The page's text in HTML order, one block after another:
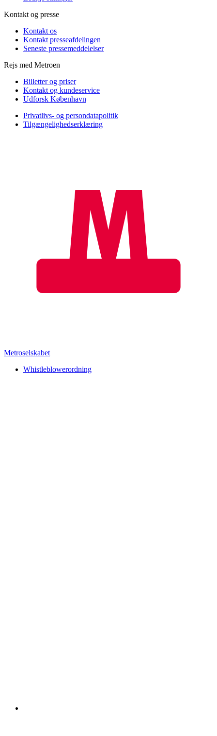
Kontakt og presse
Kontakt os
Kontakt presseafdelingen
Seneste pressemeddelelser
Rejs med Metroen
Billetter og priser
Kontakt og kundeservice
Udforsk København
Privatlivs- og persondatapolitik
Tilgængelighedserklæring
Metroselskabet
Whistleblowerordning